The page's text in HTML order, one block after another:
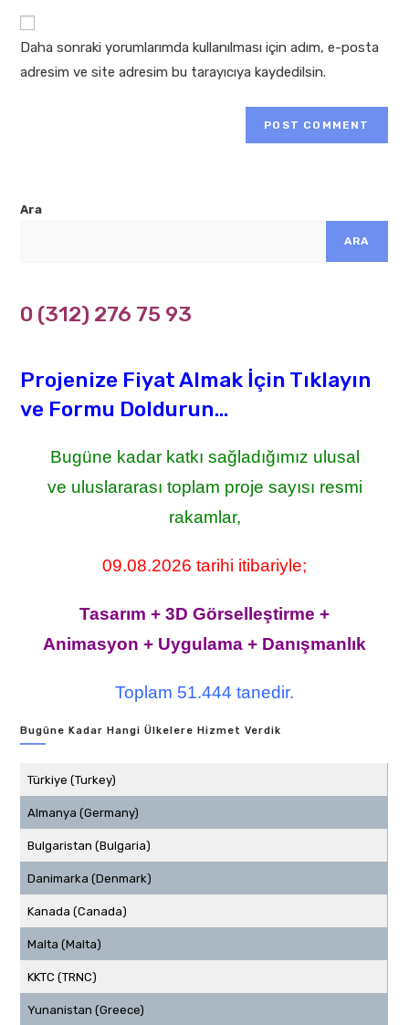
comment
URL
(optional)
Daha sonraki yorumlarımda kullanılması için adım, e-posta
adresim ve site adresim bu tarayıcıya kaydedilsin.
Ara
ARA
0 (312) 276 75 93
Projenize Fiyat Almak İçin Tıklayın
ve Formu Doldurun...
Bugüne kadar katkı sağladığımız ulusal
ve uluslararası toplam proje sayısı resmi
rakamlar,
09.08.2026 tarihi itibariyle;
Tasarım + 3D Görselleştirme +
Animasyon + Uygulama + Danışmanlık
Toplam 51.444 tanedir.
Bugüne Kadar Hangi Ülkelere Hizmet Verdik
Türkiye (Turkey)
Almanya (Germany)
Bulgaristan (Bulgaria)
Danimarka (Denmark)
Kanada (Canada)
Malta (Malta)
KKTC (TRNC)
Yunanistan (Greece)